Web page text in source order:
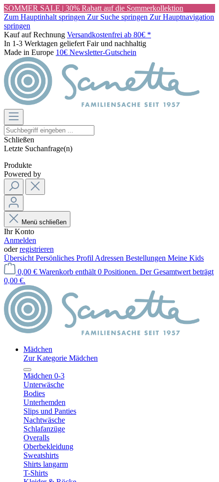
SOMMER SALE | 30% Rabatt auf die Sommerkollektion
Zum Hauptinhalt springen Zur Suche springen Zur Hauptnavigation
springen
Kauf auf Rechnung Versandkostenfrei ab 80€ *
In 1-3 Werktagen geliefert Fair und nachhaltig
Made in Europe 10€ Newsletter-Gutschein
Schließen
Letzte Suchanfrage(n)
Produkte
Powered by
Menü schließen
Ihr Konto
Anmelden
oderregistrieren
Übersicht Persönliches Profil Adressen Bestellungen Meine Kids
0,00 € Warenkorb enthält 0 Positionen. Der Gesamtwert beträgt
0,00 €.
Mädchen
Zur Kategorie Mädchen
Mädchen 0-3
Unterwäsche
Bodies
Unterhemden
Slips und Panties
Nachtwäsche
Schlafanzüge
Overalls
Oberbekleidung
Sweatshirts
Shirts langarm
T-Shirts